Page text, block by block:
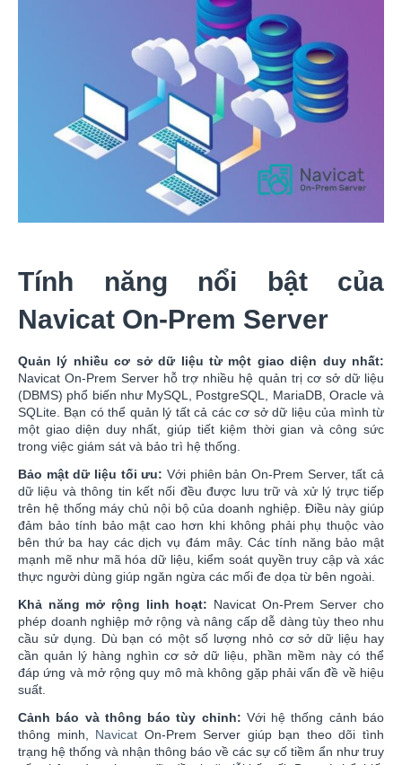
Tính năng nổi bật của
Navicat On-Prem Server
Quản lý nhiều cơ sở dữ liệu từ một giao diện duy nhất:
Navicat On-Prem Server hỗ trợ nhiều hệ quản trị cơ sở dữ liệu
(DBMS) phổ biến như MySQL, PostgreSQL, MariaDB, Oracle và
SQLite. Bạn có thể quản lý tất cả các cơ sở dữ liệu của mình từ
một giao diện duy nhất, giúp tiết kiệm thời gian và công sức
trong việc giám sát và bảo trì hệ thống.
Bảo mật dữ liệu tối ưu: Với phiên bản On-Prem Server, tất cả
dữ liệu và thông tin kết nối đều được lưu trữ và xử lý trực tiếp
trên hệ thống máy chủ nội bộ của doanh nghiệp. Điều này giúp
đảm bảo tính bảo mật cao hơn khi không phải phụ thuộc vào
bên thứ ba hay các dịch vụ đám mây. Các tính năng bảo mật
mạnh mẽ như mã hóa dữ liệu, kiểm soát quyền truy cập và xác
thực người dùng giúp ngăn ngừa các mối đe dọa từ bên ngoài.
Khả năng mở rộng linh hoạt: Navicat On-Prem Server cho
phép doanh nghiệp mở rộng và nâng cấp dễ dàng tùy theo nhu
cầu sử dụng. Dù bạn có một số lượng nhỏ cơ sở dữ liệu hay
cần quản lý hàng nghìn cơ sở dữ liệu, phần mềm này có thể
đáp ứng và mở rộng quy mô mà không gặp phải vấn đề về hiệu
suất.
Cảnh báo và thông báo tùy chỉnh: Với hệ thống cảnh báo
thông minh, Navicat On-Prem Server giúp bạn theo dõi tình
trạng hệ thống và nhận thông báo về các sự cố tiềm ẩn như truy